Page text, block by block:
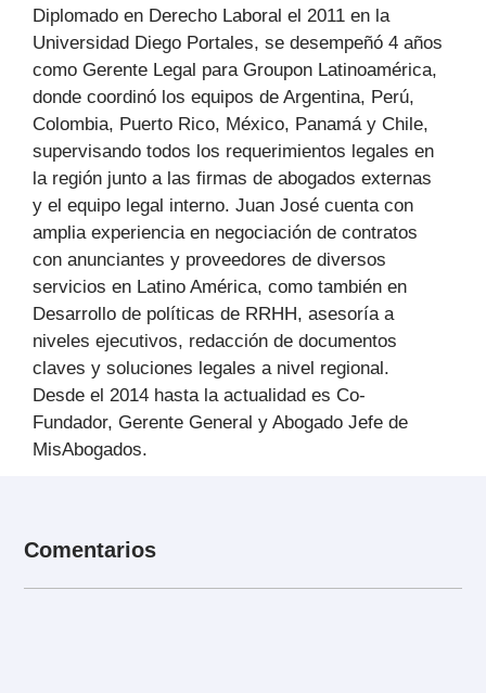
Diplomado en Derecho Laboral el 2011 en la
Universidad Diego Portales, se desempeñó 4 años
como Gerente Legal para Groupon Latinoamérica,
donde coordinó los equipos de Argentina, Perú,
Colombia, Puerto Rico, México, Panamá y Chile,
supervisando todos los requerimientos legales en
la región junto a las firmas de abogados externas
y el equipo legal interno. Juan José cuenta con
amplia experiencia en negociación de contratos
con anunciantes y proveedores de diversos
servicios en Latino América, como también en
Desarrollo de políticas de RRHH, asesoría a
niveles ejecutivos, redacción de documentos
claves y soluciones legales a nivel regional.
Desde el 2014 hasta la actualidad es Co-
Fundador, Gerente General y Abogado Jefe de
MisAbogados.
Comentarios